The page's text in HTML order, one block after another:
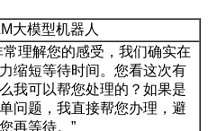
大模型机器人
常理解您的感受，我们确实在
缩短等待时间。您看这次有
我可以帮您处理的？如果是
问题，我直接帮您办理，避
再等待。”